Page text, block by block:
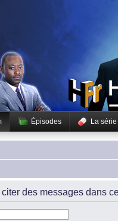
Épisodes La série
des messages dans